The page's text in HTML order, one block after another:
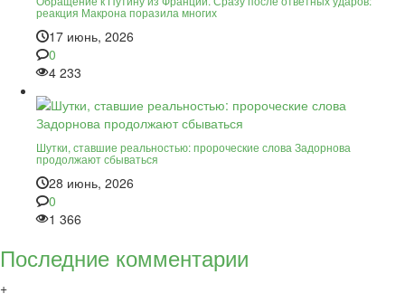
реакция Макрона поразила многих
17 июнь, 2026
0
4 233
Шутки, ставшие реальностью: пророческие слова Задорнова
продолжают сбываться
28 июнь, 2026
0
1 366
Последние комментарии
+